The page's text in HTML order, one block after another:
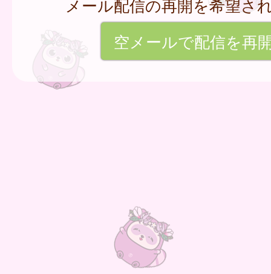
メール配信の再開を希望さ
空メールで配信を再